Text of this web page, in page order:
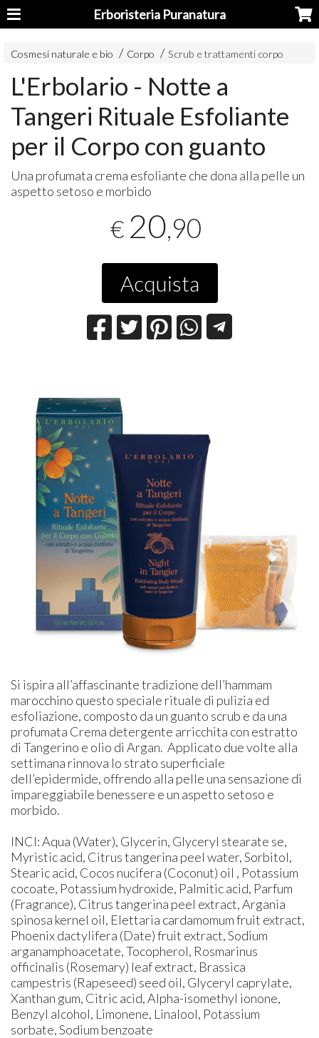
Erboristeria Puranatura
Cosmesi naturale e bio Corpo Scrub e trattamenti corpo
L'Erbolario - Notte a
Tangeri Rituale Esfoliante
per il Corpo con guanto
Una profumata crema esfoliante che dona alla pelle un
aspetto setoso e morbido
€ 20,90
Acquista
Si ispira all’affascinante tradizione dell’hammam
marocchino questo speciale rituale di pulizia ed
esfoliazione, composto da un guanto scrub e da una
profumata Crema detergente arricchita con estratto
di Tangerino e olio di Argan. Applicato due volte alla
settimana rinnova lo strato superficiale
dell’epidermide, offrendo alla pelle una sensazione di
impareggiabile benessere e un aspetto setoso e
morbido.
INCI: ​​Aqua (Water), Glycerin, Glyceryl stearate se,
Myristic acid, Citrus tangerina peel water, Sorbitol,
Stearic acid, Cocos nucifera (Coconut) oil , Potassium
cocoate, Potassium hydroxide, Palmitic acid, Parfum
(Fragrance), Citrus tangerina peel extract, Argania
spinosa kernel oil, Elettaria cardamomum fruit extract,
Phoenix dactylifera (Date) fruit extract, Sodium
arganamphoacetate, Tocopherol, Rosmarinus
officinalis (Rosemary) leaf extract, Brassica
campestris (Rapeseed) seed oil, Glyceryl caprylate,
Xanthan gum, Citric acid, Alpha-isomethyl ionone,
Benzyl alcohol, Limonene, Linalool, Potassium
sorbate, Sodium benzoate